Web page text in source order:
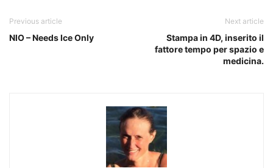
Previous article
NIO – Needs Ice Only
Next article
Stampa in 4D, inserito il
fattore tempo per spazio e
medicina.